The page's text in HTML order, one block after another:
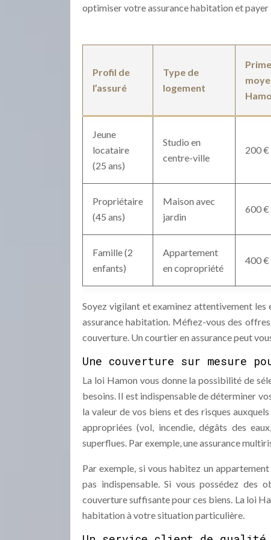
optimiser votre assurance habitation et payer
Profil de
l’assuré
Type de
logement
Jeune
locataire
(25 ans)
Studio en
centre-ville
200 €
Propriétaire
(45 ans)
Maison avec
jardin
600 €
Famille (2
enfants)
Appartement
en copropriété
400 €
Soyez vigilant et examinez attentivement les
assurance habitation. Méfiez-vous des
couverture. Un courtier en assurance peut
Une couverture sur mesure
La loi Hamon vous donne la possibilité de
besoins. Il est indispensable de déterminer
la valeur de vos biens et des risques
appropriées (vol, incendie, dégâts des
superflues. Par exemple, une assurance
Par exemple, si vous habitez un
pas indispensable. Si vous possédez des
couverture suffisante pour ces biens. La loi
habitation à votre situation particulière.